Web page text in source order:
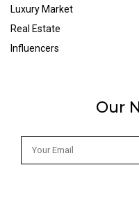
Luxury Market
Real Estate
Influencers
Our